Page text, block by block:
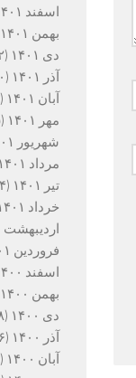
اسفند ۱۴۰۱
بهمن ۱۴۰۱
دی ۱۴۰۱
(۱۲۲)
آذر ۱۴۰۱
(۲۴۰)
آبان ۱۴۰۱
(۱۸۹)
مهر ۱۴۰۱
(۱۷۵)
شهریور ۱۴۰۱
مرداد ۱۴۰۱
تیر ۱۴۰۱
(۱۱۴)
خرداد ۱۴۰۱
اردیبهشت ۱۴۰۱
فروردین ۱۴۰۱
اسفند ۱۴۰۰
بهمن ۱۴۰۰
دی ۱۴۰۰
(۱۱۸)
آذر ۱۴۰۰
(۱۱۶)
آبان ۱۴۰۰
(۱۶۸)